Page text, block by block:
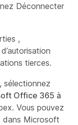
Déconnecter
,
d’autorisation
tierces.
, sélectionnez
Office 365 à
Vous pouvez
dans Microsoft